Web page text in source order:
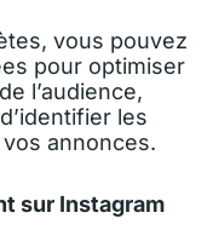
vous pouvez
pour optimiser
l’audience,
les
annonces.
sur Instagram